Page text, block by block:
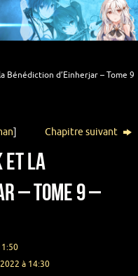
Bénédiction d’Einherjar – Tome 9
] Chapitre suivant
et la
– Tome 9 –
à 14:30